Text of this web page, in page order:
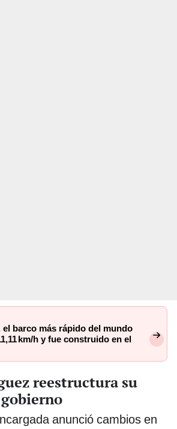
barco más rápido del mundo
km/h y fue construido en el
reestructura su
anunció cambios en